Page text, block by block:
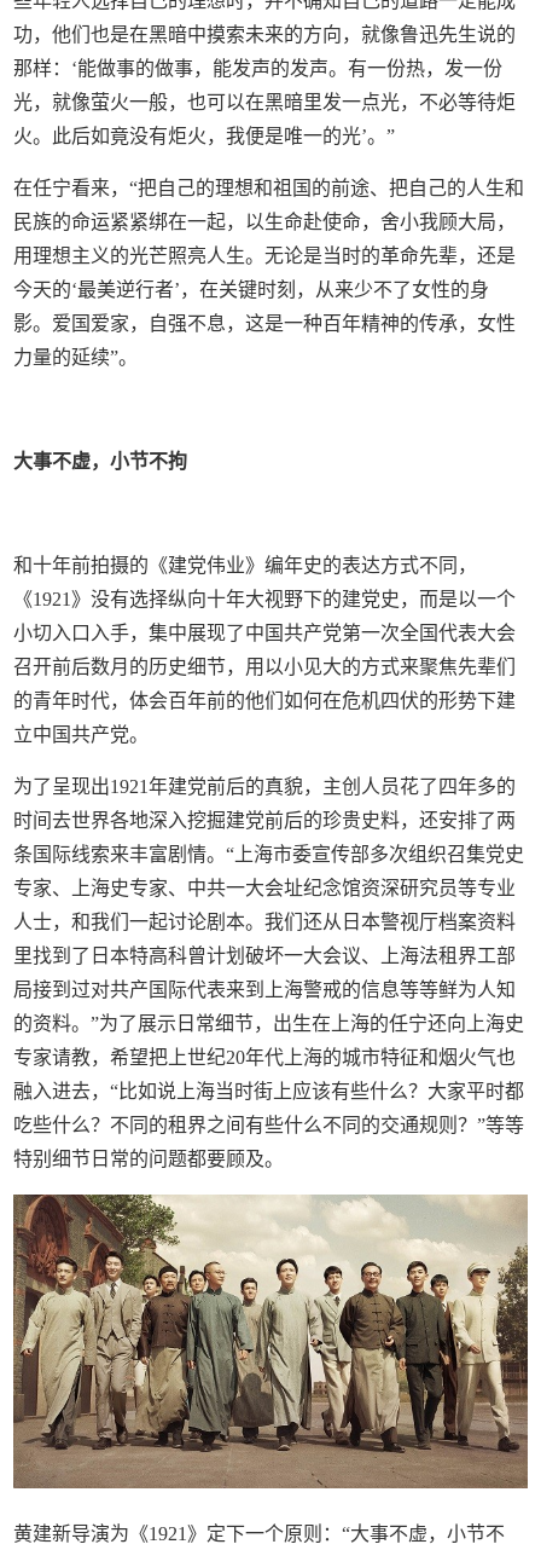
功，他们也是在黑暗中摸索未来的方向，就像鲁迅先生说的
那样：‘能做事的做事，能发声的发声。有一份热，发一份
光，就像萤火一般，也可以在黑暗里发一点光，不必等待炬
火。此后如竟没有炬火，我便是唯一的光’。”
在任宁看来，“把自己的理想和祖国的前途、把自己的人生和
民族的命运紧紧绑在一起，以生命赴使命，舍小我顾大局，
用理想主义的光芒照亮人生。无论是当时的革命先辈，还是
今天的‘最美逆行者’，在关键时刻，从来少不了女性的身
影。爱国爱家，自强不息，这是一种百年精神的传承，女性
力量的延续”。
大事不虚，小节不拘
和十年前拍摄的《建党伟业》编年史的表达方式不同，
《1921》没有选择纵向十年大视野下的建党史，而是以一个
小切入口入手，集中展现了中国共产党第一次全国代表大会
召开前后数月的历史细节，用以小见大的方式来聚焦先辈们
的青年时代，体会百年前的他们如何在危机四伏的形势下建
立中国共产党。
为了呈现出1921年建党前后的真貌，主创人员花了四年多的
时间去世界各地深入挖掘建党前后的珍贵史料，还安排了两
条国际线索来丰富剧情。“上海市委宣传部多次组织召集党史
专家、上海史专家、中共一大会址纪念馆资深研究员等专业
人士，和我们一起讨论剧本。我们还从日本警视厅档案资料
里找到了日本特高科曾计划破坏一大会议、上海法租界工部
局接到过对共产国际代表来到上海警戒的信息等等鲜为人知
的资料。”为了展示日常细节，出生在上海的任宁还向上海史
专家请教，希望把上世纪20年代上海的城市特征和烟火气也
融入进去，“比如说上海当时街上应该有些什么？大家平时都
吃些什么？不同的租界之间有些什么不同的交通规则？”等等
特别细节日常的问题都要顾及。
黄建新导演为《1921》定下一个原则：“大事不虚，小节不